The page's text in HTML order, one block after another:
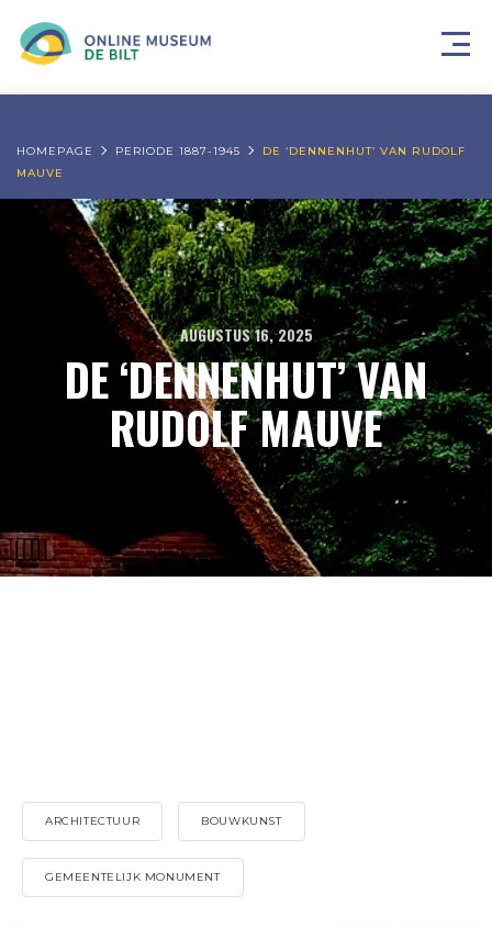
HOMEPAGE PERIODE 1887-1945
DE ‘DENNENHUT’ VAN RUDOLF
MAUVE
AUGUSTUS 16, 2025
DE ‘DENNENHUT’ VAN
RUDOLF MAUVE
ARCHITECTUUR BOUWKUNST
GEMEENTELIJK MONUMENT